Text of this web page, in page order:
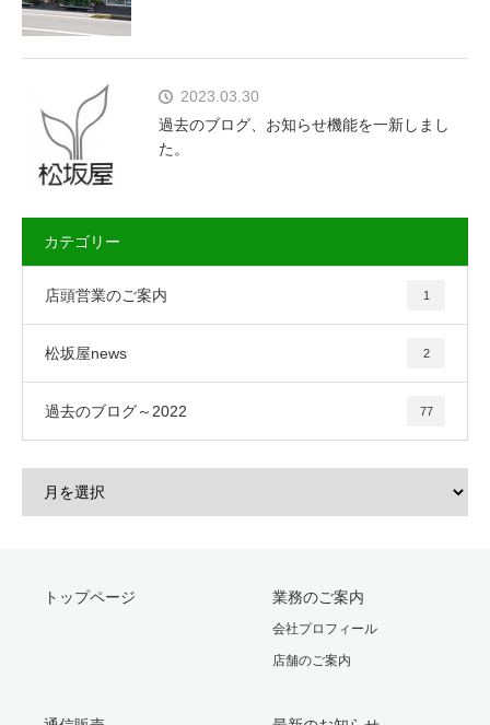
2023.03.30
過去のブログ、お知らせ機能を一新しまし
た。
カテゴリー
店頭営業のご案内 1
松坂屋news 2
過去のブログ～2022 77
トップページ 業務のご案内
会社プロフィール
店舗のご案内